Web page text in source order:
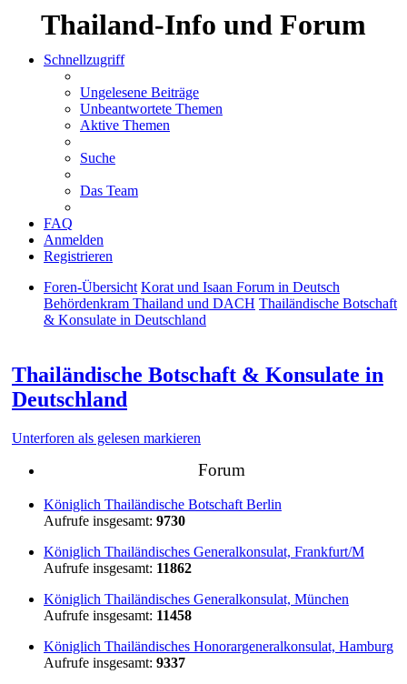
Thailand-Info und Forum
Schnellzugriff
Ungelesene Beiträge
Unbeantwortete Themen
Aktive Themen
Suche
Das Team
FAQ
Anmelden
Registrieren
Foren-Übersicht Korat und Isaan Forum in Deutsch
Behördenkram Thailand und DACH Thailändische Botschaft
& Konsulate in Deutschland
Thailändische Botschaft & Konsulate in
Deutschland
Unterforen als gelesen markieren
Forum
Königlich Thailändische Botschaft Berlin
Aufrufe insgesamt: 9730
Königlich Thailändisches Generalkonsulat, Frankfurt/M
Aufrufe insgesamt: 11862
Königlich Thailändisches Generalkonsulat, München
Aufrufe insgesamt: 11458
Königlich Thailändisches Honorargeneralkonsulat, Hamburg
Aufrufe insgesamt: 9337